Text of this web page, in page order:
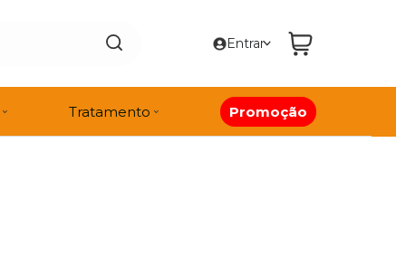
Entrar
Tratamento Promoção